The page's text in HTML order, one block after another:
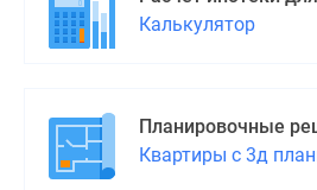
Калькулятор
Планировочные
Квартиры с 3д